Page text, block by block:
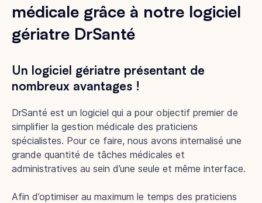
médicale grâce à notre logiciel
gériatre DrSanté
Un logiciel gériatre présentant de
nombreux avantages !
DrSanté est un logiciel qui a pour objectif premier de
simplifier la gestion médicale des praticiens
spécialistes. Pour ce faire, nous avons internalisé une
grande quantité de tâches médicales et
administratives au sein d’une seule et même interface.
Afin d’optimiser au maximum le temps des praticiens